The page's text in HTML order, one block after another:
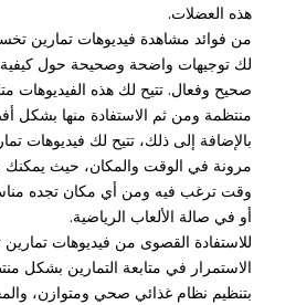
هذه العضلات.
من فوائد مشاهدة فيديوهات تمارين
لك توجيهات واضحة وصحيحة حول كيفية
صحيح وفعال. تتيح لك هذه الفيديوهات
منتظمة ومن ثم الاستفادة منها بشكل
بالإضافة إلى ذلك، تتيح لك فيديوهات
مرونة في الوقت والمكان، حيث يمكنك
وقت ترغب فيه ومن أي مكان تجده
أو في صالة الألعاب الرياضية.
للاستفادة القصوى من فيديوهات
الاستمرار في متابعة التمارين بشكل
بتنظيم نظام غذائي صحي ومتوازن،